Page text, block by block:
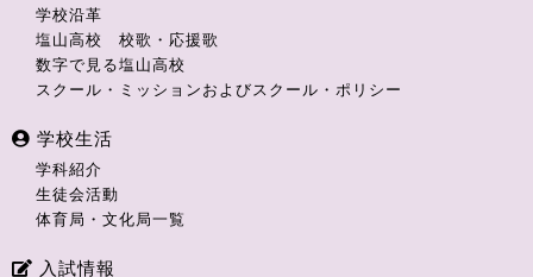
学校沿革
塩山高校 校歌・応援歌
数字で見る塩山高校
スクール・ミッションおよびスクール・ポリシー
学校生活
学科紹介
生徒会活動
体育局・文化局一覧
入試情報